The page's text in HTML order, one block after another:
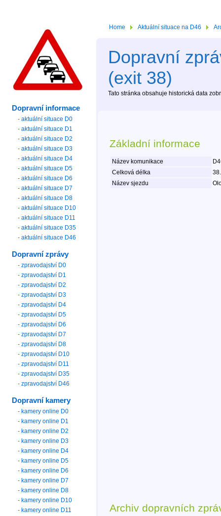
Home Aktuální situace na D46
Dopravní
(exit 38)
Tato stránka obsahuje historická data
Základní informace
Název komunikace
Celková délka
Název sjezdu
Archiv dopravních
Dopravní informace
- aktuální situace D0
- aktuální situace D1
- aktuální situace D2
- aktuální situace D3
- aktuální situace D4
- aktuální situace D5
- aktuální situace D6
- aktuální situace D7
- aktuální situace D8
- aktuální situace D10
- aktuální situace D11
- aktuální situace D35
- aktuální situace D46
Dopravní zprávy
- zpravodajství D0
- zpravodajství D1
- zpravodajství D2
- zpravodajství D3
- zpravodajství D4
- zpravodajství D5
- zpravodajství D6
- zpravodajství D7
- zpravodajství D8
- zpravodajství D10
- zpravodajství D11
- zpravodajství D35
- zpravodajství D46
Dopravní kamery
- kamery online D0
- kamery online D1
- kamery online D2
- kamery online D3
- kamery online D4
- kamery online D5
- kamery online D6
- kamery online D7
- kamery online D8
- kamery online D10
- kamery online D11